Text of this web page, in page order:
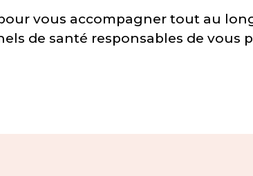
vous accompagner tout au
de santé responsables de vous